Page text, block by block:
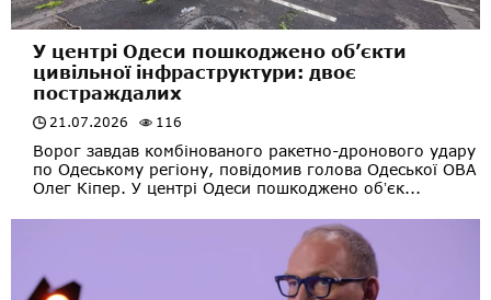
У центрі Одеси пошкоджено об’єкти
цивільної інфраструктури: двоє
постраждалих
21.07.2026 116
Ворог завдав комбінованого ракетно-дронового удару
по Одеському регіону, повідомив голова Одеської ОВА
Олег Кіпер. У центрі Одеси пошкоджено обʼєк...